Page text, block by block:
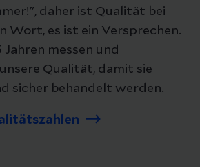
daher ist Qualität bei
Wort, es ist ein Versprechen.
Jahren messen und
Qualität, damit sie
sicher behandelt werden.